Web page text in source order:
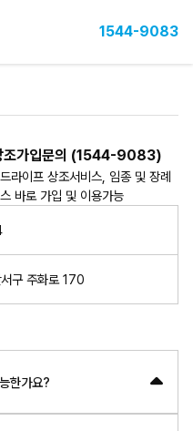
1544-9083
조가입문의 (1544-9083)
라이프 상조서비스, 임종 및 장례
바로 가입 및 이용가능
구 주화로 170
한가요?